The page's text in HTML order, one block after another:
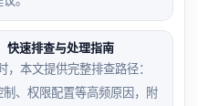
快速排查与处理指南
本文提供完整排查路径：
、权限配置等高频原因，附